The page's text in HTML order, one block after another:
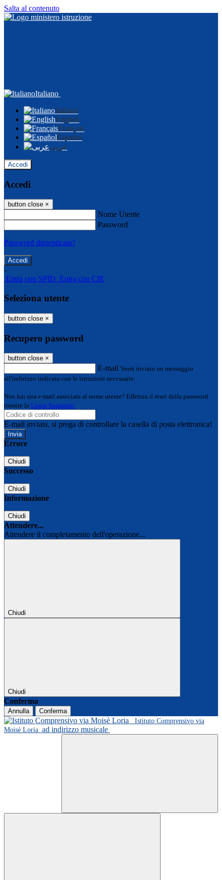
Salta al contenuto
Italiano
Italiano
English
Français
Español
عربى
Accedi
Accedi
button close ×
Nome Utente
Password
Password dimenticata?
-
Entra con SPID Entra con CIE
Seleziona utente
button close ×
Recupero password
button close ×
E-mail Verrà inviato un messaggio
all'indirizzo indicato con le istruzioni necessarie.
Non hai una e-mail associata al nome utente? Effettua il reset della password
tramite la Login Spaggiari
E-mail inviata, si prega di controllare la casella di posta elettronica!
Errore
Chiudi
Successo
Chiudi
Informazione
Chiudi
Attendere...
Attendere il completamento dell'operazione...
Chiudi
Chiudi
Conferma
Annulla
Conferma
Istituto Comprensivo via
Moisè Loria ad indirizzo musicale